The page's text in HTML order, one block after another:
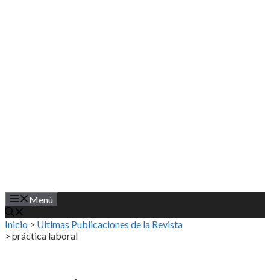
Menú
Inicio > Ultimas Publicaciones de la Revista
> práctica laboral